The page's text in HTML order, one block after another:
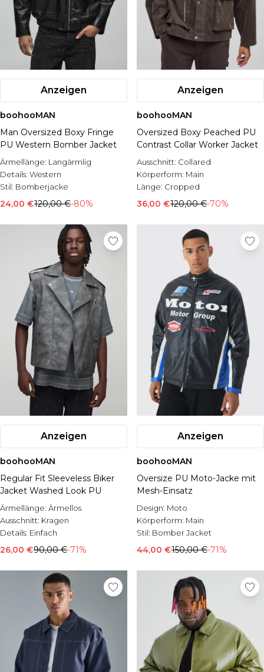
Anzeigen
boohooMAN
Man Oversized Boxy Fringe
PU Western Bomber Jacket
Ärmellänge: Langärmlig
Details: Western
Stil: Bomberjacke
24,00 €120,00 €-80%
Anzeigen
boohooMAN
Oversized Boxy Peached PU
Contrast Collar Worker Jacket
Ausschnitt: Collared
Körperform: Main
Länge: Cropped
36,00 €120,00 €-70%
Anzeigen
boohooMAN
Regular Fit Sleeveless Biker
Jacket Washed Look PU
Ärmellänge: Ärmellos
Ausschnitt: Kragen
Details: Einfach
26,00 €90,00 €-71%
Anzeigen
boohooMAN
Oversize PU Moto-Jacke mit
Mesh-Einsatz
Design: Moto
Körperform: Main
Stil: Bomber Jacket
44,00 €150,00 €-71%